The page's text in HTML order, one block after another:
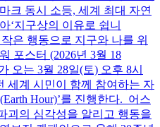
크 동시 소등, 세계 최대 자연
‘지구상의 이유로 쉽니
은 행동으로 지구와 나를 위
포스터 (2026년 3월 18
오는 3월 28일(토) 오후 8시
세계 시민이 함께 참여하는 자
Hour)’를 진행한다. 어스
괴의 심각성을 알리고 행동을